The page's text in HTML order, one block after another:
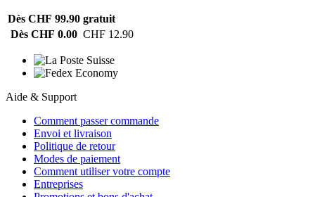
Dès CHF 99.90 gratuit
Dès CHF 0.00 CHF 12.90
Aide & Support
Comment passer commande
Envoi et livraison
Politique de retour
Modes de paiement
Comment utiliser votre compte
Entreprises